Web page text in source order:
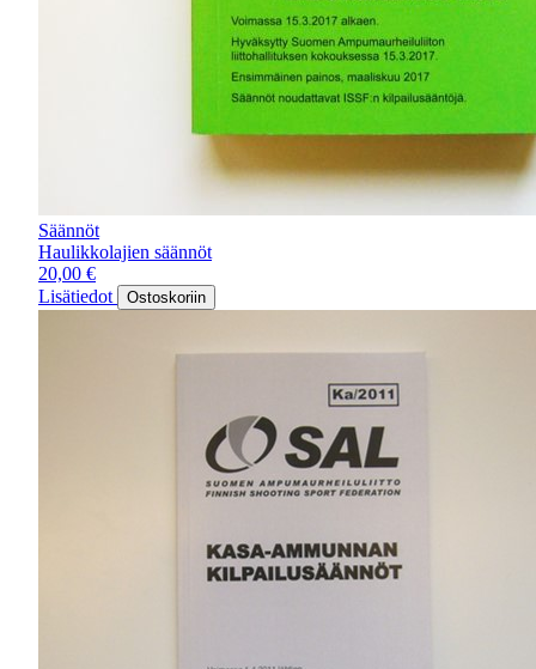
Säännöt
Haulikkolajien säännöt
20,00 €
Lisätiedot
Ostoskoriin